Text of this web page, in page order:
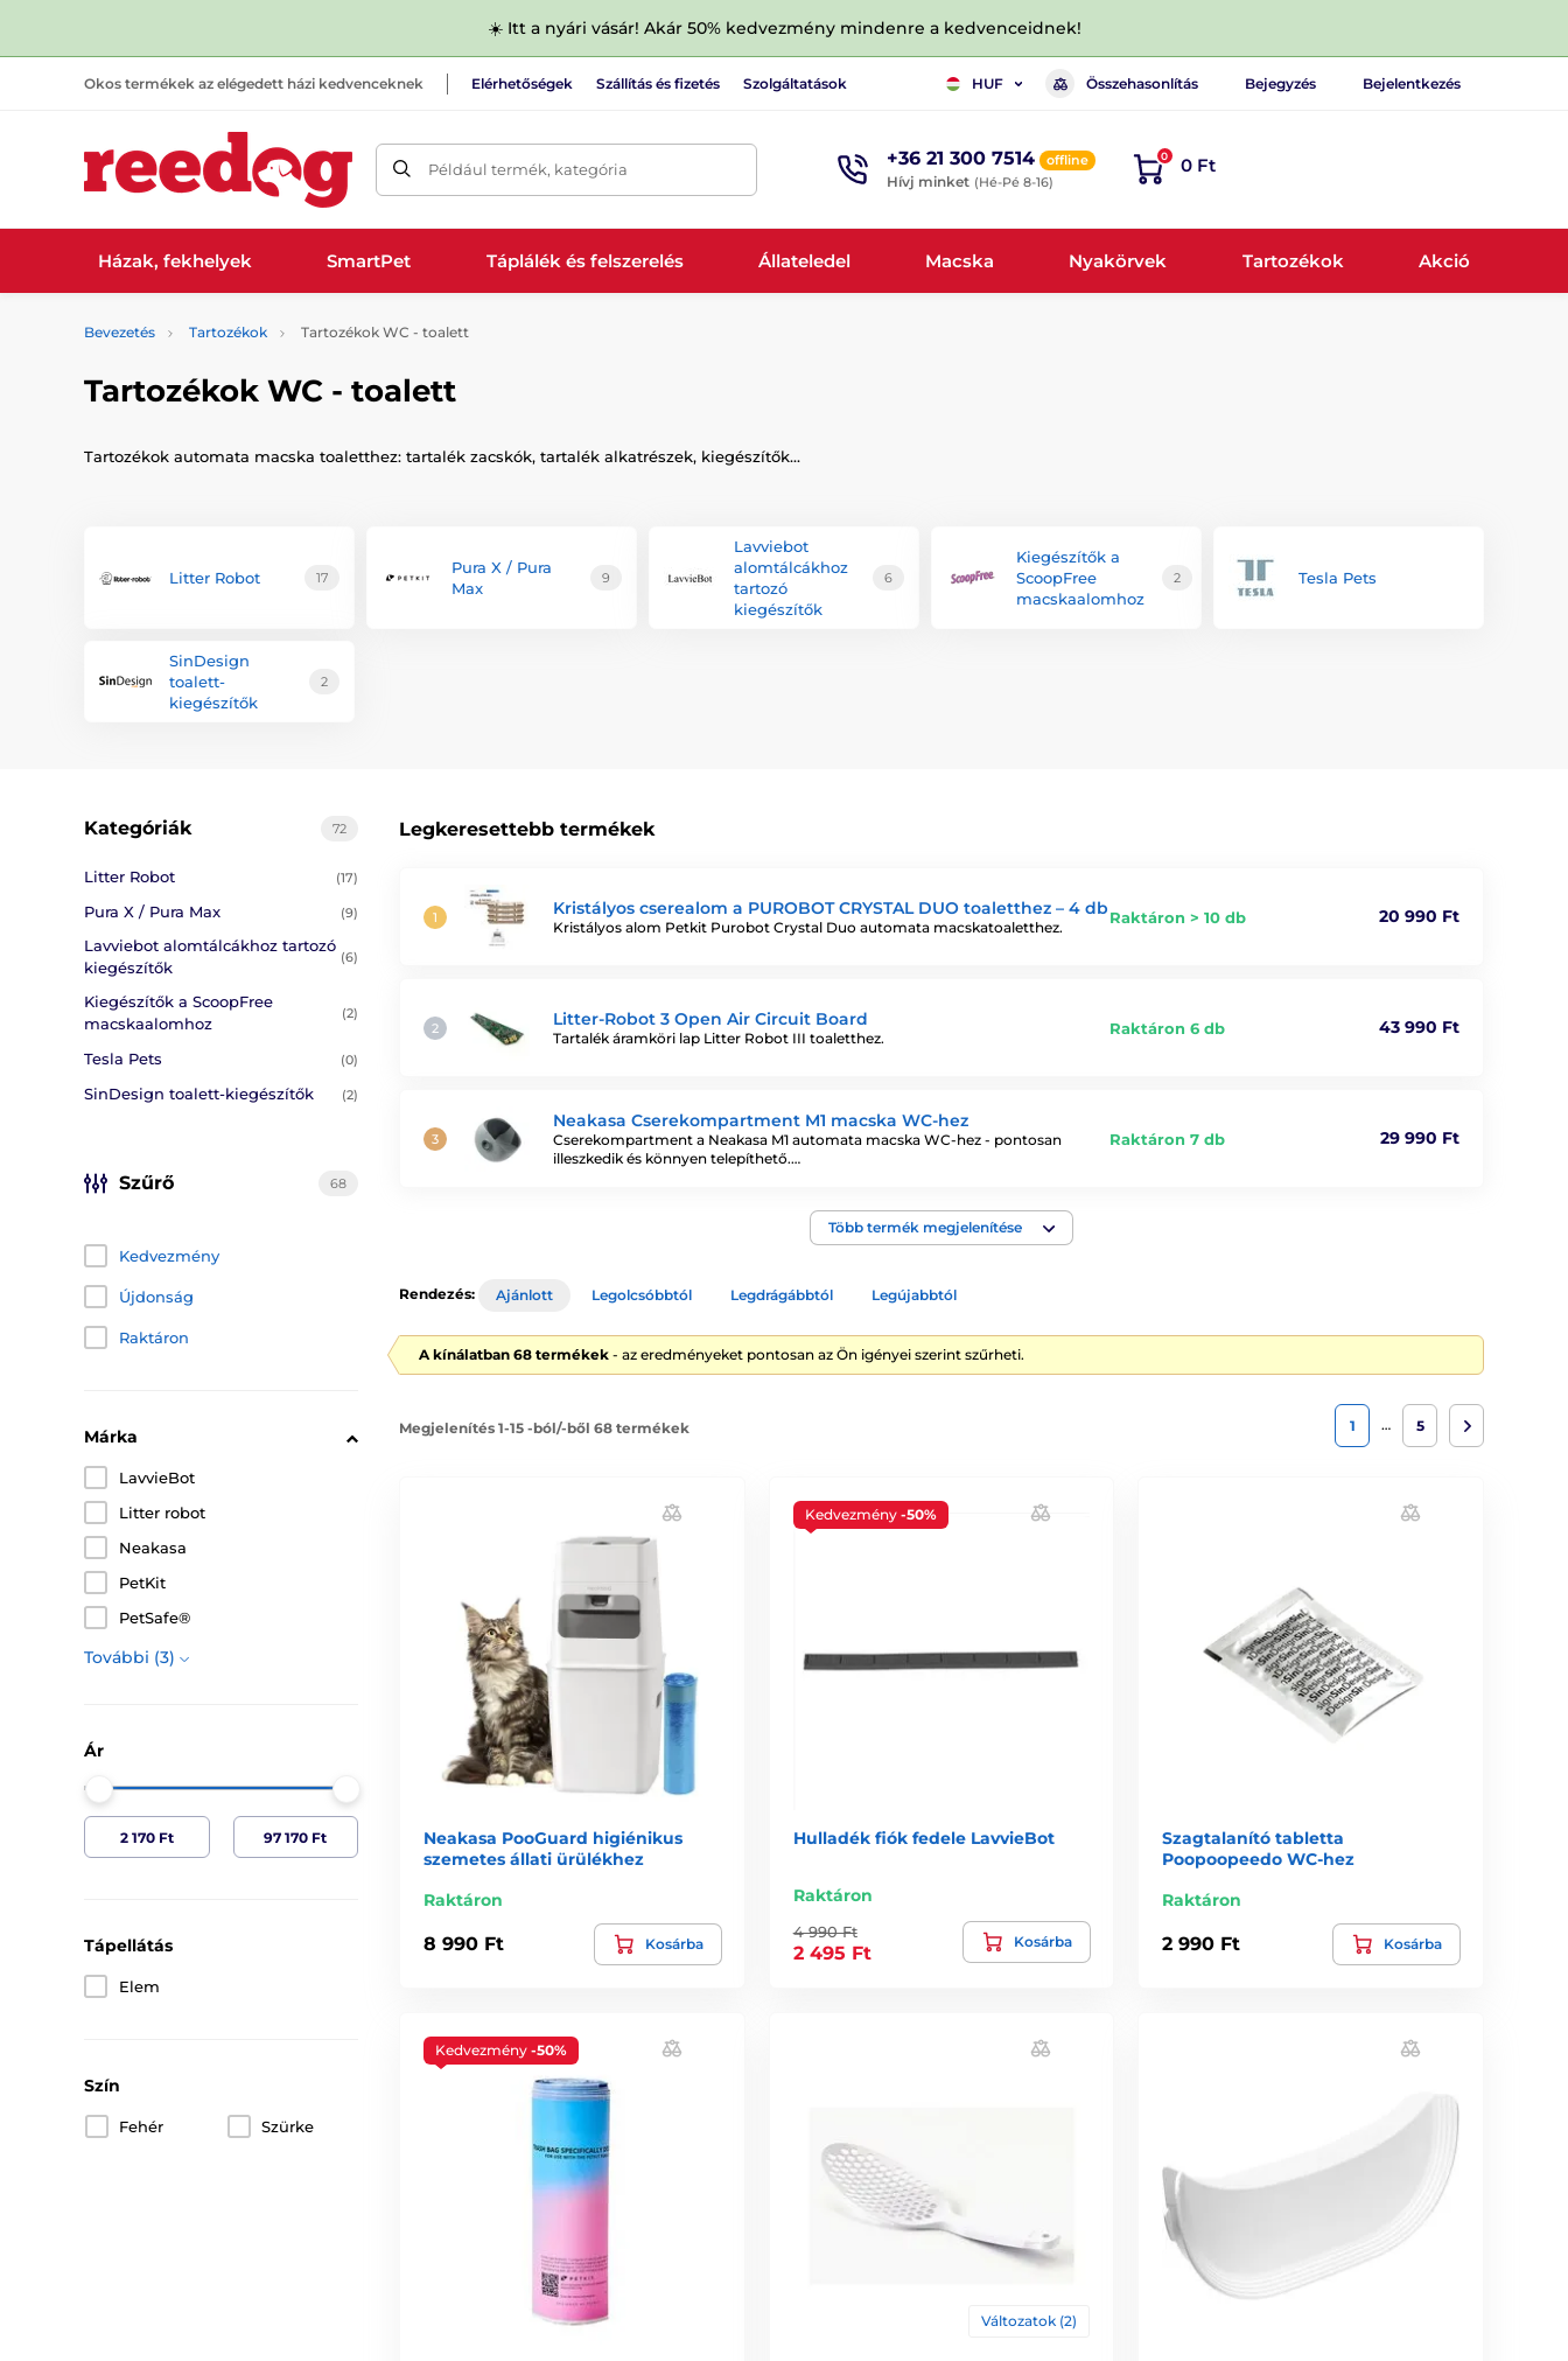
☀️ Itt a nyári vásár! Akár 50% kedvezmény mindenre a kedvenceidnek!
Okos termékek az elégedett házi kedvenceknek Elérhetőségek Szállítás és fizetés Szolgáltatások HUF Összehasonlítás Bejegyzés Bejelentkezés
Például termék, kategória +36 21 300 7514 offline
Hívj minket (Hé-Pé 8-16)
0 0 Ft
Házak, fekhelyek SmartPet Táplálék és felszerelés Állateledel Macska Nyakörvek Tartozékok Akció
Bevezetés Tartozékok Tartozékok WC - toalett
Tartozékok WC - toalett
Tartozékok automata macska toaletthez: tartalék zacskók, tartalék alkatrészek, kiegészítők...
Litter Robot 17
Pura X / Pura
Max
9
Lavviebot
alomtálcákhoz
tartozó
kiegészítők
6
Kiegészítők a
ScoopFree
macskaalomhoz
2 Tesla Pets
SinDesign
toalett-
kiegészítők
2
Legkeresettebb termékek
Kristályos cserealom a PUROBOT CRYSTAL DUO toaletthez – 4 db
Kristályos alom Petkit Purobot Crystal Duo automata macskatoaletthez.
Raktáron > 10 db 20 990 Ft
Litter-Robot 3 Open Air Circuit Board
Tartalék áramköri lap Litter Robot III toaletthez.
Raktáron 6 db 43 990 Ft
Neakasa Cserekompartment M1 macska WC-hez
Cserekompartment a Neakasa M1 automata macska WC-hez - pontosan
illeszkedik és könnyen telepíthető.…
Raktáron 7 db 29 990 Ft
Több termék megjelenítése
72
Kategóriák
Litter Robot (17)
Pura X / Pura Max (9)
Lavviebot alomtálcákhoz tartozó
kiegészítők
(6)
Kiegészítők a ScoopFree
macskaalomhoz
(2)
Tesla Pets (0)
SinDesign toalett-kiegészítők (2)
Szűrő 68
Kedvezmény
Újdonság
Raktáron
Márka
LavvieBot
Litter robot
Neakasa
PetKit
PetSafe®
További (3)
Ár
Tápellátás
Elem
Szín
Fehér Szürke
Rendezés: Ajánlott Legolcsóbbtól Legdrágábbtól Legújabbtól
A kínálatban 68 termékek - az eredményeket pontosan az Ön igényei szerint szűrheti.
Megjelenítés 1-15 -ból/-ből 68 termékek 1 … 5
Neakasa PooGuard higiénikus
szemetes állati ürülékhez
Raktáron
8 990 Ft Kosárba
Kedvezmény -50%
Hulladék fiók fedele LavvieBot
Raktáron
4 990 Ft
2 495 Ft
Kosárba
Szagtalanító tabletta
Poopoopeedo WC-hez
Raktáron
2 990 Ft Kosárba
Kedvezmény -50%
Változatok (2)